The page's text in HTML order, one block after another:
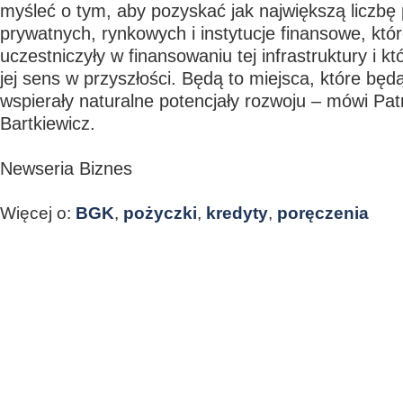
myśleć o tym, aby pozyskać jak największą liczbę
prywatnych, rynkowych i instytucje finansowe,
uczestniczyły w finansowaniu tej infrastruktury i
jej sens w przyszłości. Będą to miejsca, które
wspierały naturalne potencjały rozwoju – mówi
Bartkiewicz.
Newseria Biznes
Więcej o: BGK, pożyczki, kredyty, poręczenia